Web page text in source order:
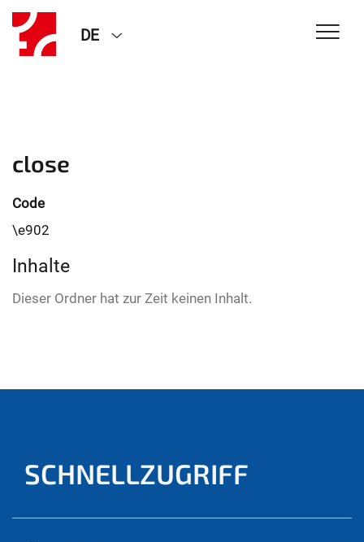
DE
close
Code
\e902
Inhalte
Dieser Ordner hat zur Zeit keinen Inhalt.
SCHNELLZUGRIFF